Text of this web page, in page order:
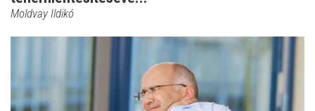
Moldvay Ildikó